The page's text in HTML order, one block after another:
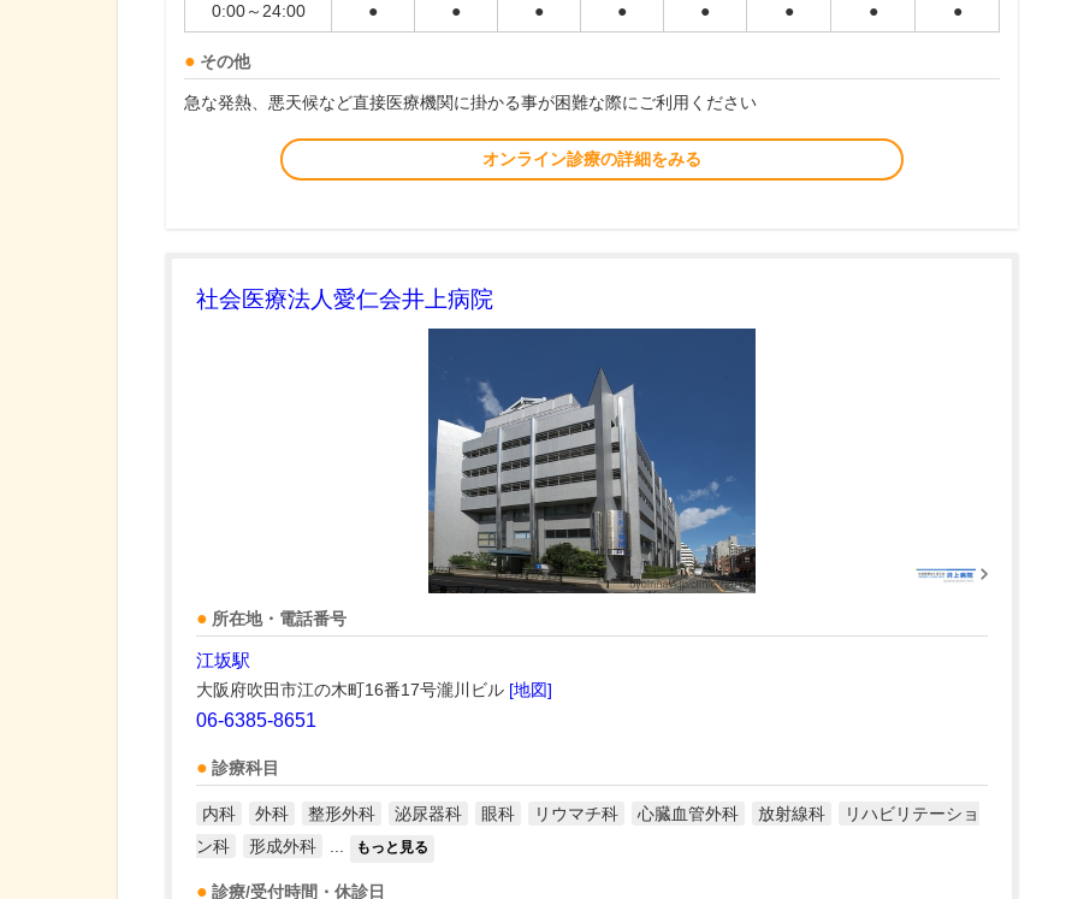
0:00～24:00 ● ● ● ● ● ● ● ●
その他
急な発熱、悪天候など直接医療機関に掛かる事が困難な際にご利用ください
オンライン診療の詳細をみる
社会医療法人愛仁会井上病院
所在地・電話番号
江坂駅
大阪府吹田市江の木町16番17号瀧川ビル [地図]
06-6385-8651
診療科目
内科 外科 整形外科 泌尿器科 眼科 リウマチ科 心臓血管外科 放射線科
リハビリテーショ
ン科
形成外科 もっと見る
診療/受付時間・休診日